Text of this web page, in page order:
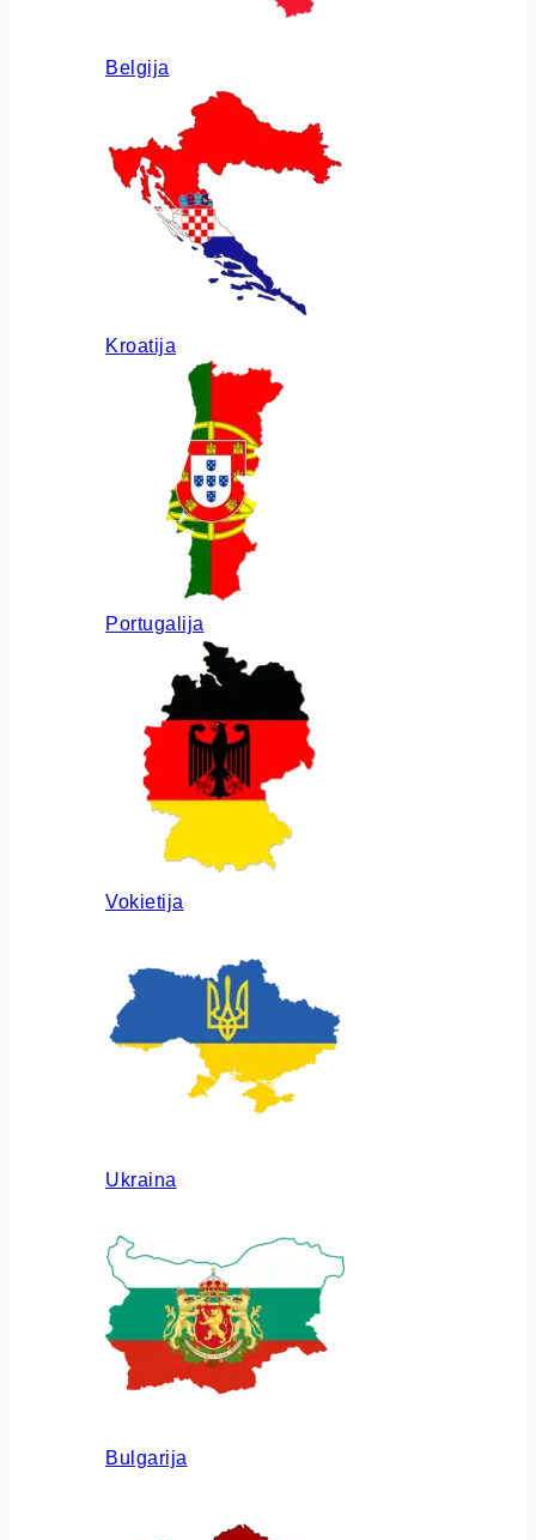
Belgija
Kroatija
Portugalija
Vokietija
Ukraina
Bulgarija